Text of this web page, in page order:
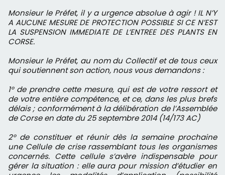
Monsieur le Préfet, il y a urgence absolue à agir ! IL N’Y
A AUCUNE MESURE DE PROTECTION POSSIBLE SI CE N’EST
LA SUSPENSION IMMEDIATE DE L’ENTREE DES PLANTS EN
CORSE.
Monsieur le Préfet, au nom du Collectif et de tous ceux
qui soutiennent son action, nous vous demandons :
1° de prendre cette mesure, qui est de votre ressort et
de votre entière compétence, et ce, dans les plus brefs
délais ; conformément à la délibération de l’Assemblée
de Corse en date du 25 septembre 2014 (14/173 AC)
2° de constituer et réunir dès la semaine prochaine
une Cellule de crise rassemblant tous les organismes
concernés. Cette cellule s’avère indispensable pour
gérer la situation : elle aura pour mission d’étudier en